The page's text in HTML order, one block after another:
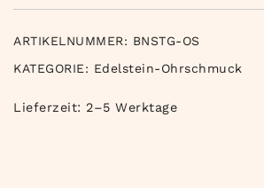
Menge
ARTIKELNUMMER: BNSTG-OS
KATEGORIE: Edelstein-Ohrschmuck
Lieferzeit: 2–5 Werktage